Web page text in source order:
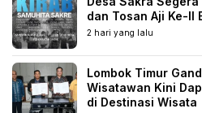
dan Tosan Aji Ke-II
2 hari yang lalu
Lombok Timur
Wisatawan Kini
di Destinasi Wisata